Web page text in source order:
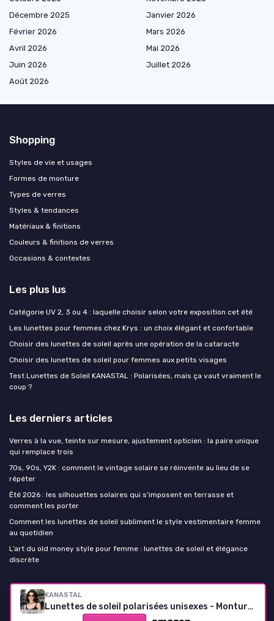
KANASTAL
Lunettes de soleil polarisées unisexes - Monture dorée, verres marron dégradé
Décembre 2025
Janvier 2026
Février 2026
Mars 2026
Avril 2026
Mai 2026
Juin 2026
Juillet 2026
Août 2026
Shopping
Styles de vie et usages
Formes de monture
Types de verres
Styles & tendances
Matériaux & finitions
Couleurs & finitions de verres
Occasions & contextes
Les plus lus
Catégorie UV 2, 3 ou 4 : laquelle choisir selon votre exposition cet été
Les lunettes pour femmes chez Krys : un choix élégant et confortable
Choisir des lunettes de soleil après une opération de la cataracte
Choisir des lunettes de soleil pour femmes aux petits visages
Test Lunettes de Soleil KANASTAL : Polarisées, mais ça vaut vraiment le
coup ?
Les derniers articles
Verres à la vue, teinte sur mesure, ajustement opticien : la paire unique
qui remplace trois
70s, 90s, Y2K : comment le vintage solaire se réinvente au lieu de se
répéter
Été 2026 : les silhouettes solaires qui s'imposent en terrasse et
comment les porter
Comment les lunettes de soleil subliment le style vestimentaire femme
au quotidien
L’art du old money style pour femme : lunettes de soleil et élégance
discrète
Lunettes de soleil Femme